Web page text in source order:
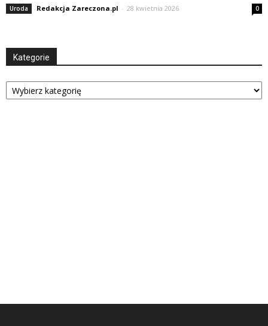
Uroda Redakcja Zareczona.pl - 28 kwietnia 2026 0
Kategorie
Kategorie